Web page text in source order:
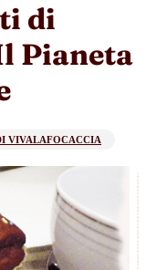
di
Pianeta
VIVALAFOCACCIA